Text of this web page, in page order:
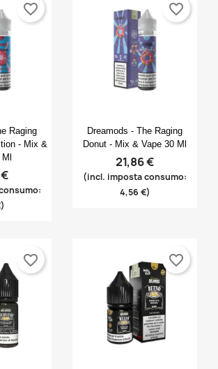
Raging
- Mix &
favorite_border
Anteprima
Dreamods - The Raging
Donut - Mix & Vape 30 Ml
21,86 €
(incl. imposta consumo:
4,56 €)
favorite_border
favorite_border favorite_border